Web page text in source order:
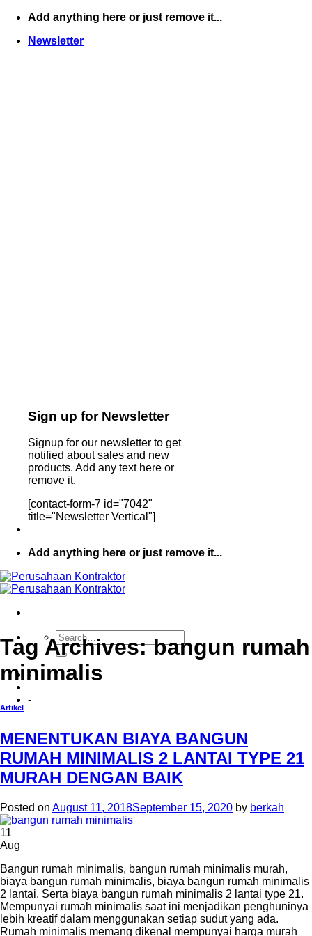
Skip
content
Add anything here or just remove it...
Newsletter
Sign up for Newsletter
Signup for our newsletter to get
notified about sales and new
products. Add any text here or
remove it.
[contact-form-7 id="7042"
title="Newsletter Vertical"]
Add anything here or just remove it...
-
-
Tag Archives:bangun rumah
minimalis
Artikel
MENENTUKAN BIAYA BANGUN
RUMAH MINIMALIS 2 LANTAI TYPE 21
MURAH DENGAN BAIK
Posted on August 11, 2018September 15, 2020 by berkah
11
Aug
Bangun rumah minimalis, bangun rumah minimalis murah,
biaya bangun rumah minimalis, biaya bangun rumah minimalis
2 lantai. Serta biaya bangun rumah minimalis 2 lantai type 21.
Mempunyai rumah minimalis saat ini menjadikan penghuninya
lebih kreatif dalam menggunakan setiap sudut yang ada.
Rumah minimalis memang dikenal mempunyai harga murah